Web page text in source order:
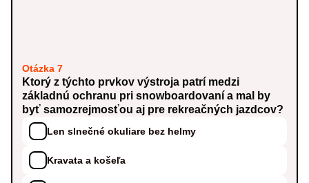
Otázka 7
Ktorý z týchto prvkov výstroja patrí medzi
základnú ochranu pri snowboardovaní a mal by
byť samozrejmosťou aj pre rekreačných jazdcov?
Len slnečné okuliare bez helmy
Kravata a košeľa